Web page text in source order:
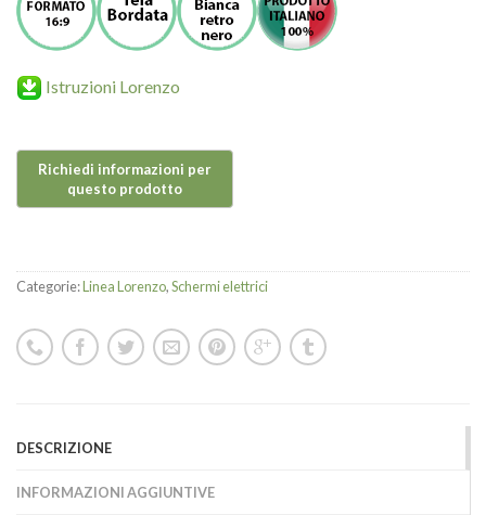
Istruzioni Lorenzo
Categorie:Linea Lorenzo,Schermi elettrici
DESCRIZIONE
INFORMAZIONI AGGIUNTIVE